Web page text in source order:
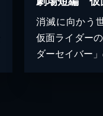
消滅に向かう
仮面ライダー
ダーセイバー